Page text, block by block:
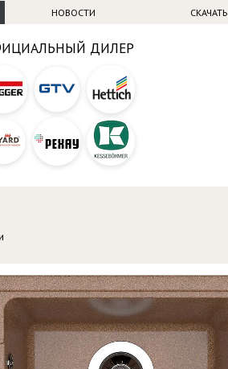
НОВОСТИ СКАЧАТЬ
ДИЛЕР